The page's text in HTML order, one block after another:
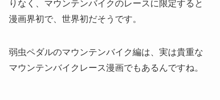
りなく、マウンテンバイクのレースに限定すると
漫画界初で、世界初だそうです。
弱虫ペダルのマウンテンバイク編は、実は貴重な
マウンテンバイクレース漫画でもあるんですね。